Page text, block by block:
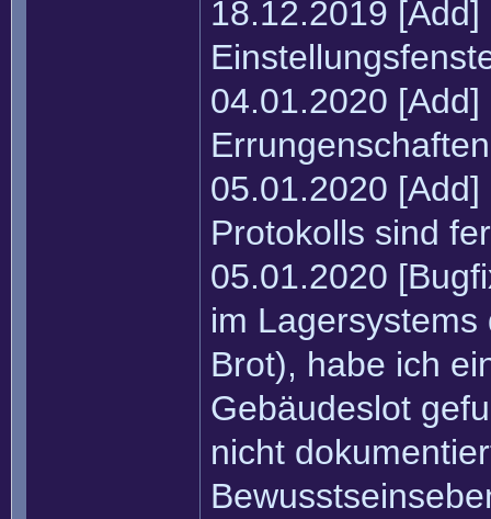
18.12.2019
04.01.2020
05.01.2020
Protokolls sind
05.01.2020
im
Brot), habe ich
Gebäudeslot
nicht